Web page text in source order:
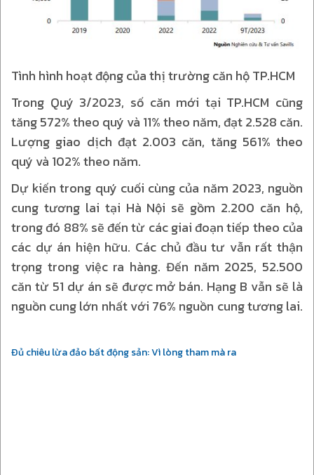
Tình hình hoạt động của thị trường căn hộ TP.HCM
Trong Quý 3/2023, số căn mới tại TP.HCM cũng
tăng 572% theo quý và 11% theo năm, đạt 2.528 căn.
Lượng giao dịch đạt 2.003 căn, tăng 561% theo
quý và 102% theo năm.
Dự kiến trong quý cuối cùng của năm 2023, nguồn
cung tương lai tại Hà Nội sẽ gồm 2.200 căn hộ,
trong đó 88% sẽ đến từ các giai đoạn tiếp theo của
các dự án hiện hữu. Các chủ đầu tư vẫn rất thận
trọng trong việc ra hàng. Đến năm 2025, 52.500
căn từ 51 dự án sẽ được mở bán. Hạng B vẫn sẽ là
nguồn cung lớn nhất với 76% nguồn cung tương lai.
Đủ chiêu lừa đảo bất động sản: Vì lòng tham mà ra